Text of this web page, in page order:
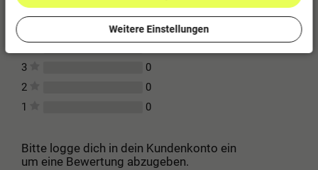
Kundenbewertung.
0
3
0
2
0
1
0
Bitte logge dich in dein Kundenkonto ein
um eine Bewertung abzugeben.
Weitere Einstellungen